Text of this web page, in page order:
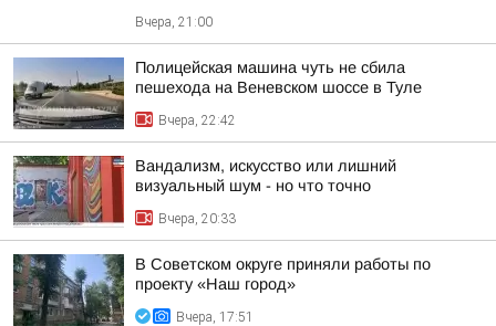
Вчера, 21:00
Полицейская машина чуть не сбила
пешехода на Веневском шоссе в Туле
Вчера, 22:42
Вандализм, искусство или лишний
визуальный шум - но что точно
Вчера, 20:33
В Советском округе приняли работы по
проекту «Наш город»
Вчера, 17:51